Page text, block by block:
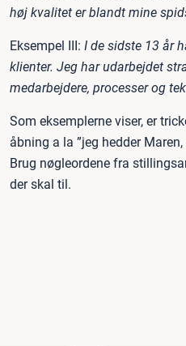
høj kvalitet er blandt mine
Eksempel III: I de sidste 13 år
klienter. Jeg har udarbejdet
medarbejdere, processer og
Som eksemplerne viser, er
åbning a la ”jeg hedder
Brug nøgleordene fra
der skal til.